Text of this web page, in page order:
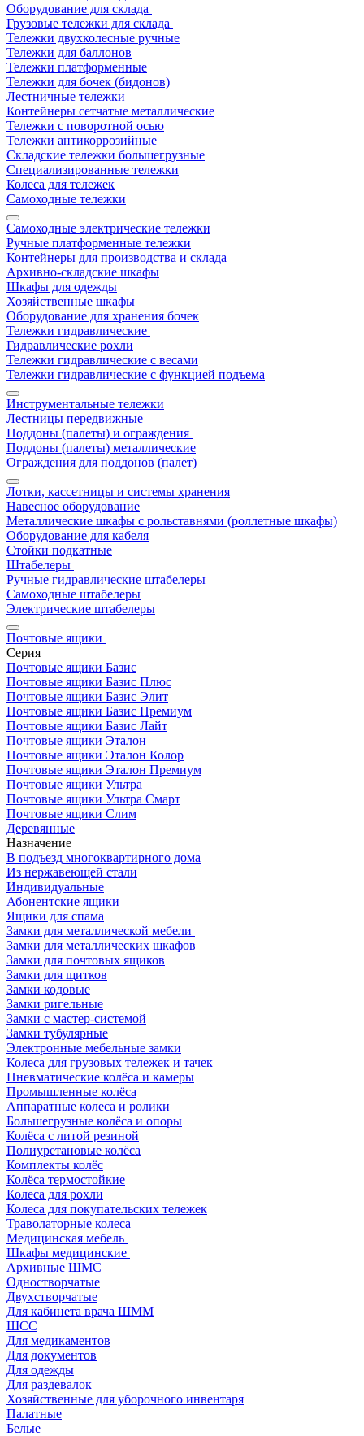
Оборудование для склада
Грузовые тележки для склада
Тележки двухколесные ручные
Тележки для баллонов
Тележки платформенные
Тележки для бочек (бидонов)
Лестничные тележки
Контейнеры сетчатые металлические
Тележки с поворотной осью
Тележки антикоррозийные
Складские тележки большегрузные
Специализированные тележки
Колеса для тележек
Самоходные тележки
Самоходные электрические тележки
Ручные платформенные тележки
Контейнеры для производства и склада
Архивно-складские шкафы
Шкафы для одежды
Хозяйственные шкафы
Оборудование для хранения бочек
Тележки гидравлические
Гидравлические рохли
Тележки гидравлические с весами
Тележки гидравлические с функцией подъема
Инструментальные тележки
Лестницы передвижные
Поддоны (палеты) и ограждения
Поддоны (палеты) металлические
Ограждения для поддонов (палет)
Лотки, кассетницы и системы хранения
Навесное оборудование
Металлические шкафы с рольставнями (роллетные шкафы)
Оборудование для кабеля
Стойки подкатные
Штабелеры
Ручные гидравлические штабелеры
Самоходные штабелеры
Электрические штабелеры
Почтовые ящики
Серия
Почтовые ящики Базис
Почтовые ящики Базис Плюс
Почтовые ящики Базис Элит
Почтовые ящики Базис Премиум
Почтовые ящики Базис Лайт
Почтовые ящики Эталон
Почтовые ящики Эталон Колор
Почтовые ящики Эталон Премиум
Почтовые ящики Ультра
Почтовые ящики Ультра Смарт
Почтовые ящики Слим
Деревянные
Назначение
В подъезд многоквартирного дома
Из нержавеющей стали
Индивидуальные
Абонентские ящики
Ящики для спама
Замки для металлической мебели
Замки для металлических шкафов
Замки для почтовых ящиков
Замки для щитков
Замки кодовые
Замки ригельные
Замки с мастер-системой
Замки тубулярные
Электронные мебельные замки
Колеса для грузовых тележек и тачек
Пневматические колёса и камеры
Промышленные колёса
Аппаратные колеса и ролики
Большегрузные колёса и опоры
Колёса с литой резиной
Полиуретановые колёса
Комплекты колёс
Колёса термостойкие
Колеса для рохли
Колеса для покупательских тележек
Траволаторные колеса
Медицинская мебель
Шкафы медицинские
Архивные ШМС
Одностворчатые
Двухстворчатые
Для кабинета врача ШММ
ШСС
Для медикаментов
Для документов
Для одежды
Для раздевалок
Хозяйственные для уборочного инвентаря
Палатные
Белые